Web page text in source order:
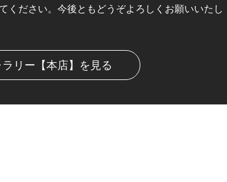
ください。今後ともどうぞよろしくお願いいたし
リー【本店】を見る